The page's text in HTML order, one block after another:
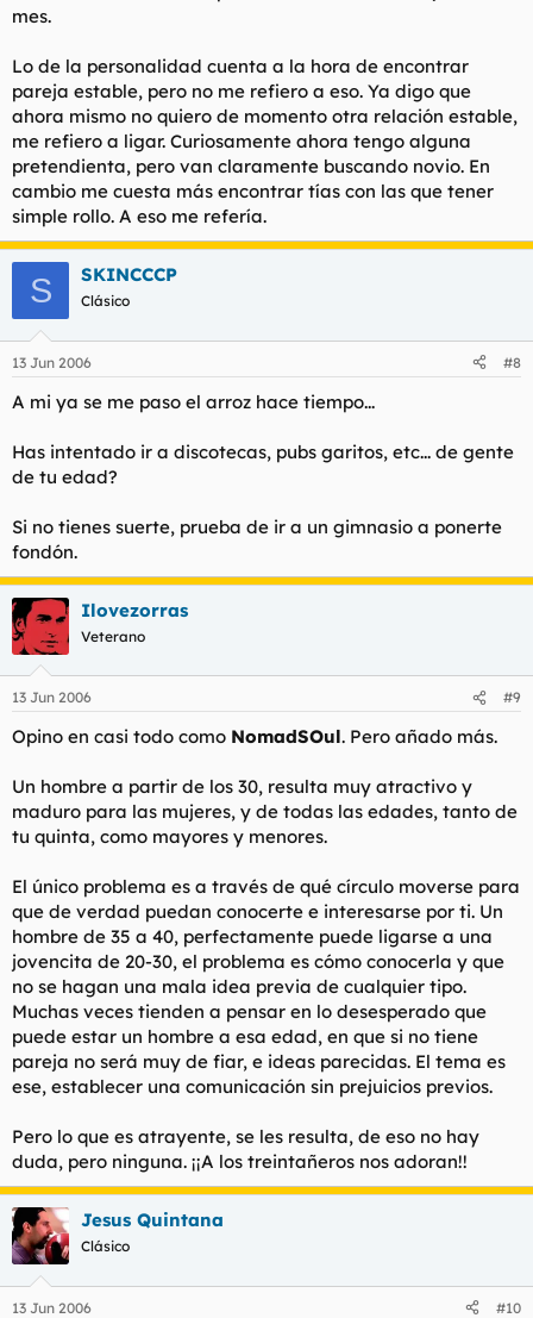
mes.
Lo de la personalidad cuenta a la hora de encontrar
pareja estable, pero no me refiero a eso. Ya digo que
ahora mismo no quiero de momento otra relación estable,
me refiero a ligar. Curiosamente ahora tengo alguna
pretendienta, pero van claramente buscando novio. En
cambio me cuesta más encontrar tías con las que tener
simple rollo. A eso me refería.
S SKINCCCP
Clásico
13 Jun 2006 #8
A mi ya se me paso el arroz hace tiempo...
Has intentado ir a discotecas, pubs garitos, etc... de gente
de tu edad?
Si no tienes suerte, prueba de ir a un gimnasio a ponerte
fondón.
Ilovezorras
Veterano
13 Jun 2006 #9
Opino en casi todo como NomadSOul. Pero añado más.
Un hombre a partir de los 30, resulta muy atractivo y
maduro para las mujeres, y de todas las edades, tanto de
tu quinta, como mayores y menores.
El único problema es a través de qué círculo moverse para
que de verdad puedan conocerte e interesarse por ti. Un
hombre de 35 a 40, perfectamente puede ligarse a una
jovencita de 20-30, el problema es cómo conocerla y que
no se hagan una mala idea previa de cualquier tipo.
Muchas veces tienden a pensar en lo desesperado que
puede estar un hombre a esa edad, en que si no tiene
pareja no será muy de fiar, e ideas parecidas. El tema es
ese, establecer una comunicación sin prejuicios previos.
Pero lo que es atrayente, se les resulta, de eso no hay
duda, pero ninguna. ¡¡A los treintañeros nos adoran!!
Jesus Quintana
Clásico
13 Jun 2006 #10